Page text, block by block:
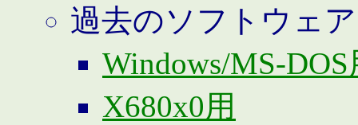
過去のソフトウェア
Windows/MS-DOS
X680x0用